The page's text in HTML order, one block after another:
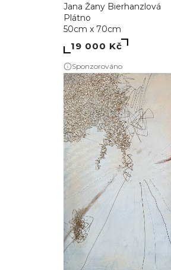
Jana Žany Bierhanzlová
Plátno
50cm x 70cm
19 000 Kč
Sponzorováno